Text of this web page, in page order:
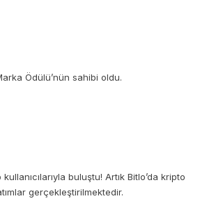
Ödülü’nün sahibi oldu.
buluştu! Artık Bitlo’da kripto
gerçekleştirilmektedir.